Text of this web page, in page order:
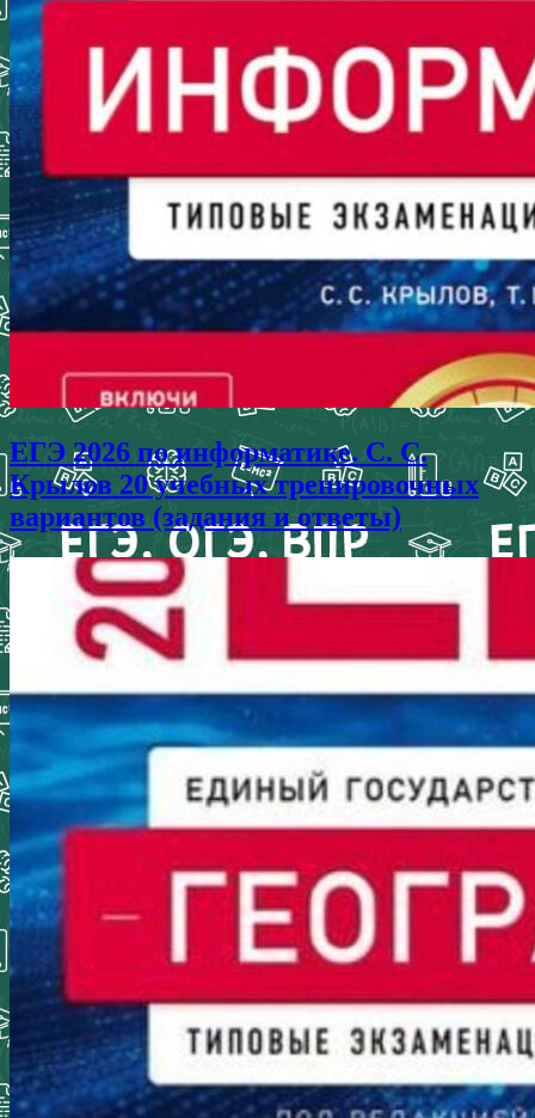
ЕГЭ 2026 по информатике. С. С.
Крылов 20 учебных тренировочных
вариантов (задания и ответы)